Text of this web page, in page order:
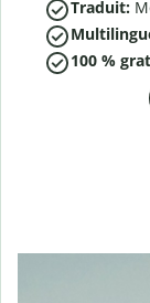
Traduit:
100 %